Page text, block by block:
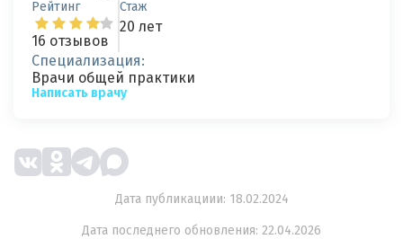
Рейтинг
16 отзывов
Стаж
20 лет
Специализация:
Врачи общей практики
Написать врачу
Дата публикациии: 18.02.2024
Дата последнего обновления: 22.04.2026